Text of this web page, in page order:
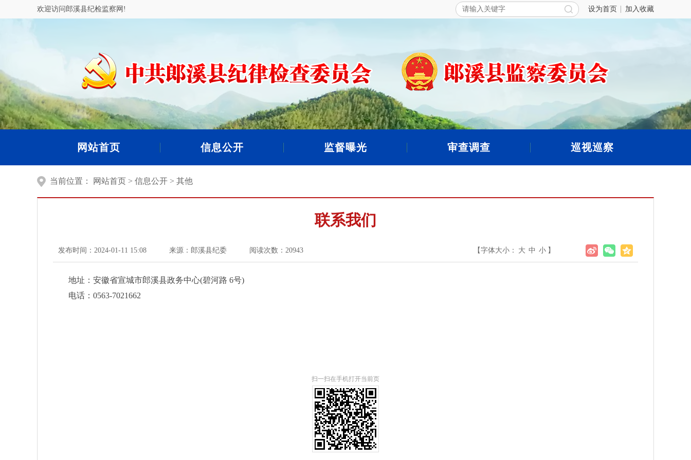
欢迎访问郎溪县纪检监察网! 设为首页 加入收藏
网站首页 信息公开 监督曝光 审查调查 巡视巡察
当前位置： 网站首页 > 信息公开 > 其他
联系我们
发布时间：2024-01-11 15:08 来源：郎溪县纪委 阅读次数： 20943 【字体大小： 大 中 小 】
地址：安徽省宣城市郎溪县政务中心(碧河路 6号)
电话：0563-7021662
扫一扫在手机打开当前页